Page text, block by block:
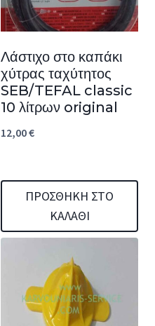
Λάστιχο στο καπάκι
χύτρας ταχύτητος
SEB/TEFAL classic
10 λίτρων original
12,00€
ΠΡΟΣΘΉΚΗ ΣΤΟ
ΚΑΛΆΘΙ